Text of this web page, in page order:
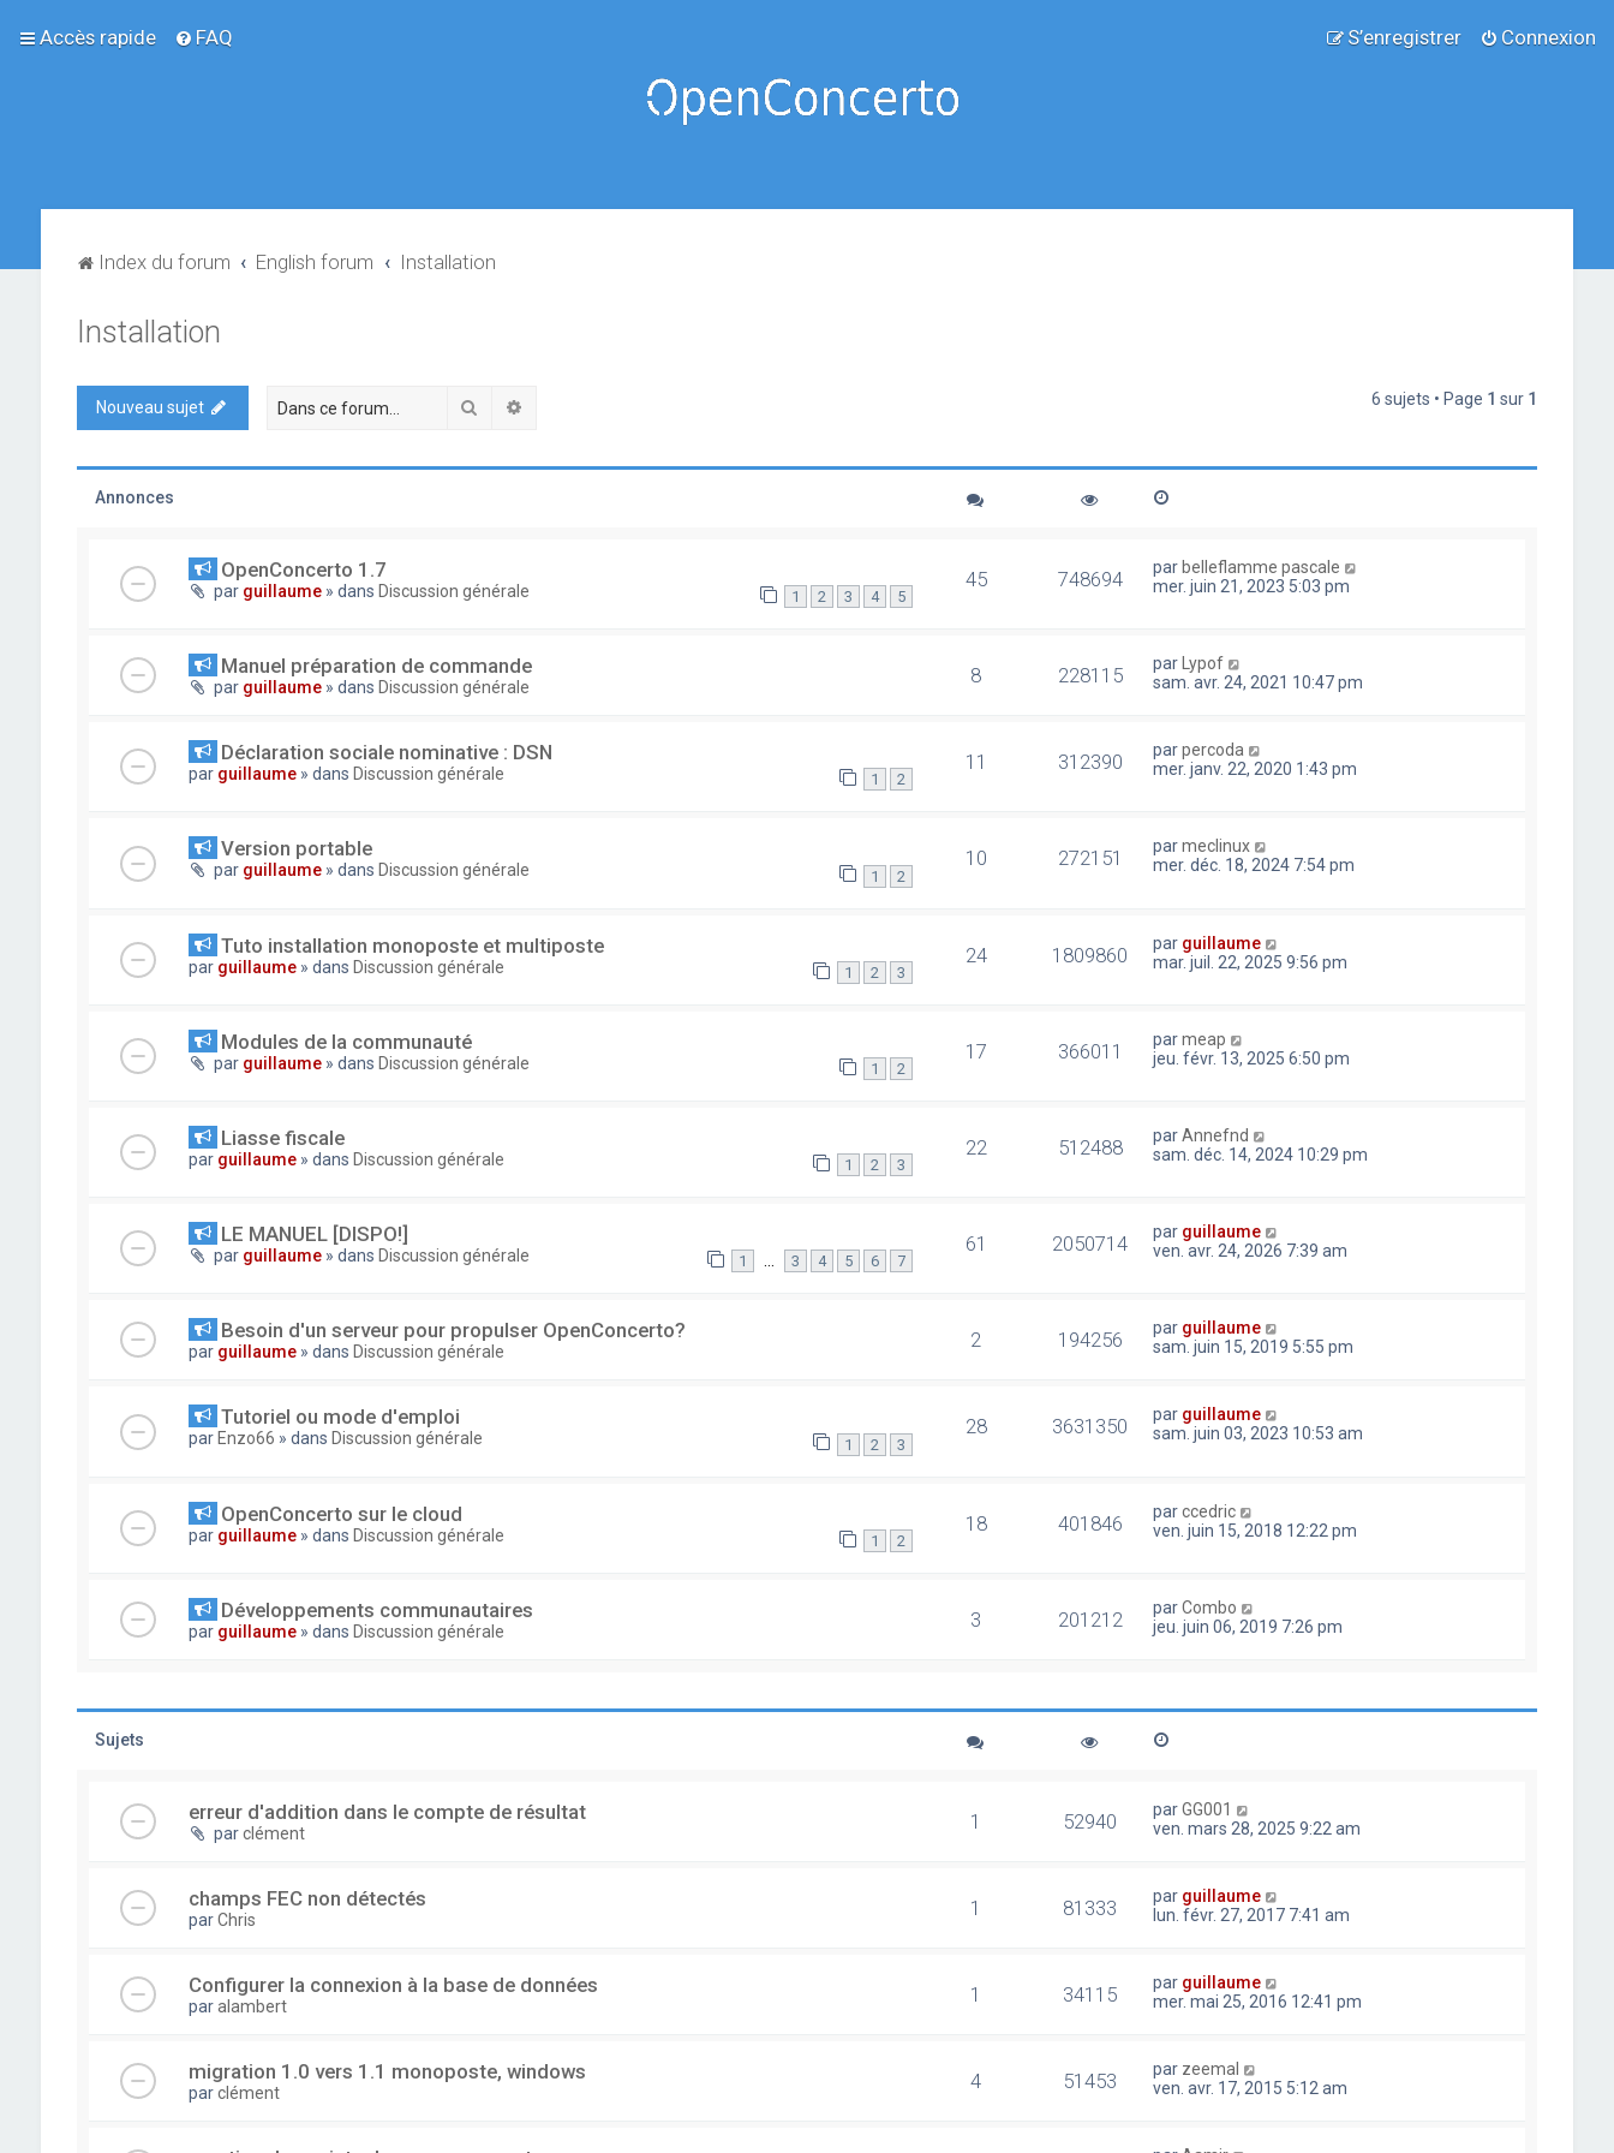
Accès rapide FAQ Connexion
S’enregistrer
Index du forum English forum Installation
Installation
Nouveau sujet Rechercher 6 sujets • Page 1 sur 1
Annonces
OpenConcerto 1.7
par guillaume » dans Discussion générale 1 2 3 4 5
45 748694 par belleflamme pascale
mer. juin 21, 2023 5:03 pm
Manuel préparation de commande
par guillaume » dans Discussion générale 8 228115 par Lypof
sam. avr. 24, 2021 10:47 pm
Déclaration sociale nominative : DSN
par guillaume » dans Discussion générale 1 2
11 312390 parpercoda
mer. janv. 22, 2020 1:43 pm
Version portable
par guillaume » dans Discussion générale 1 2
10 272151 parmeclinux
mer. déc. 18, 2024 7:54 pm
Tuto installation monoposte et multiposte
par guillaume » dans Discussion générale 1 2 3
24 1809860 par guillaume
mar. juil. 22, 2025 9:56 pm
Modules de la communauté
par guillaume » dans Discussion générale 1 2
17 366011 parmeap
jeu. févr. 13, 2025 6:50 pm
Liasse fiscale
par guillaume » dans Discussion générale 1 2 3
22 512488 parAnnefnd
sam. déc. 14, 2024 10:29 pm
LE MANUEL [DISPO!]
par guillaume » dans Discussion générale 1 … 3 4 5 6 7
61 2050714 par guillaume
ven. avr. 24, 2026 7:39 am
Besoin d'un serveur pour propulser OpenConcerto?
par guillaume » dans Discussion générale 2 194256 par guillaume
sam. juin 15, 2019 5:55 pm
Tutoriel ou mode d'emploi
par Enzo66 » dans Discussion générale 1 2 3
28 3631350 par guillaume
sam. juin 03, 2023 10:53 am
OpenConcerto sur le cloud
par guillaume » dans Discussion générale 1 2
18 401846 parccedric
ven. juin 15, 2018 12:22 pm
Développements communautaires
par guillaume » dans Discussion générale 3 201212 parCombo
jeu. juin 06, 2019 7:26 pm
Sujets
erreur d'addition dans le compte de résultat
parclément 1 52940 parGG001
ven. mars 28, 2025 9:22 am
champs FEC non détectés
parChris 1 81333 par guillaume
lun. févr. 27, 2017 7:41 am
Configurer la connexion à la base de données
paralambert 1 34115 par guillaume
mer. mai 25, 2016 12:41 pm
migration 1.0 vers 1.1 monoposte, windows
parclément 4 51453 par zeemal
ven. avr. 17, 2015 5:12 am